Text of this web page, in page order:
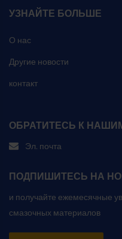
УЗНАЙТЕ БОЛЬШЕ
О нас
Другие новости
контакт
ОБРАТИТЕСЬ К
Эл. почта
ПОДПИШИТЕСЬ НА
и получайте ежемесячные
смазочных материалов